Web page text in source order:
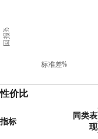
标准差%
回报%
性价比
指标
同类表
现